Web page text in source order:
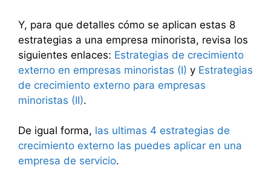
Y, para que detalles cómo se aplican estas 8
estrategias a una empresa minorista, revisa los
siguientes enlaces: Estrategias de crecimiento
externo en empresas minoristas (I) y Estrategias
de crecimiento externo para empresas
minoristas (II).
De igual forma, las ultimas 4 estrategias de
crecimiento externo las puedes aplicar en una
empresa de servicio.